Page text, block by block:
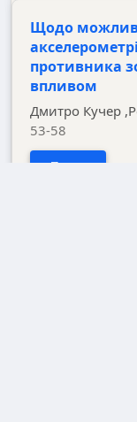
Щодо
противника
впливом
Дмитро Кучер
53-58
PDF